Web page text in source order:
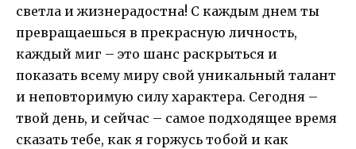
светла и жизнерадостна! С каждым днем ты
превращаешься в прекрасную личность,
каждый миг – это шанс раскрыться и
показать всему миру свой уникальный талант
и неповторимую силу характера. Сегодня –
твой день, и сейчас – самое подходящее время
сказать тебе, как я горжусь тобой и как